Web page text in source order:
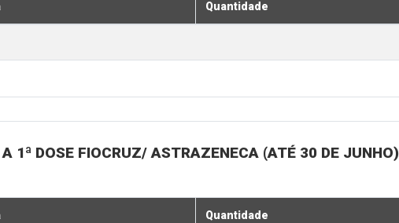
Quantidade
1ª DOSE FIOCRUZ/ ASTRAZENECA (ATÉ 30 DE JUNHO)
Quantidade